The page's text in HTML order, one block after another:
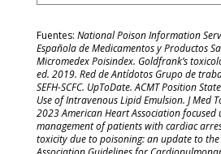
Fuentes: National Poison Information
Española de Medicamentos y Productos
Micromedex Poisindex. Goldfrank’s
ed. 2019. Red de Antídotos Grupo de
SEFH-SCFC. UpToDate. ACMT Position
Use of Intravenous Lipid Emulsion. J Med
2023 American Heart Association focused
management of patients with cardiac
toxicity due to poisoning: an update to